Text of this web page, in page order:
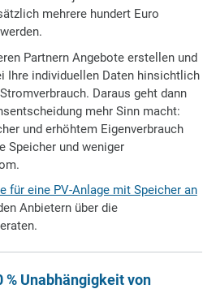
mehrere hundert Euro
Partnern Angebote erstellen und
Ihre individuellen Daten hinsichtlich
Daraus geht dann
mehr Sinn macht:
und erhöhtem Eigenverbrauch
Speicher und weniger
für eine PV-Anlage mit Speicher an
Anbietern über die
Unabhängigkeit von